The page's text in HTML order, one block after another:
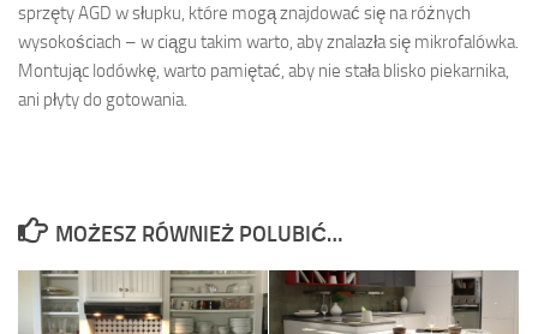
sprzęty AGD w słupku, które mogą znajdować się na różnych
wysokościach – w ciągu takim warto, aby znalazła się mikrofalówka.
Montując lodówkę, warto pamiętać, aby nie stała blisko piekarnika,
ani płyty do gotowania.
MOŻESZ RÓWNIEŻ POLUBIĆ…